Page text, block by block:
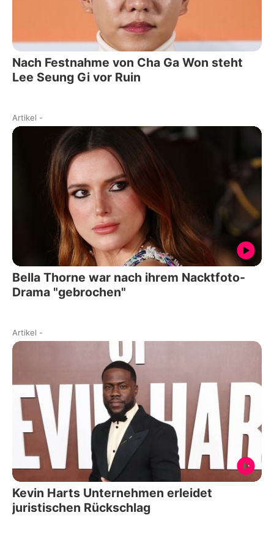
Nach Festnahme von Cha Ga Won steht
Lee Seung Gi vor Ruin
Artikel -
Bella Thorne war nach ihrem Nacktfoto-
Drama "gebrochen"
Artikel -
Kevin Harts Unternehmen erleidet
juristischen Rückschlag